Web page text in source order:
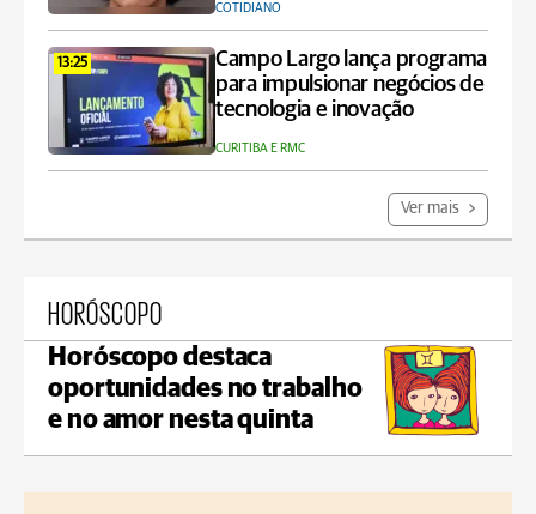
COTIDIANO
13:25
Campo Largo lança programa
para impulsionar negócios de
tecnologia e inovação
CURITIBA E RMC
Ver mais
HORÓSCOPO
Horóscopo destaca
oportunidades no trabalho
e no amor nesta quinta